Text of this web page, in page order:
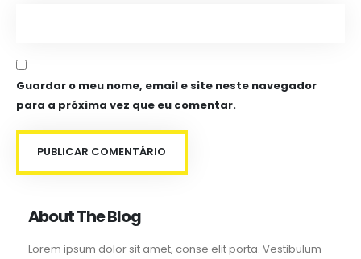
Guardar o meu nome, email e site neste navegador
para a próxima vez que eu comentar.
About The Blog
Lorem ipsum dolor sit amet, conse elit porta. Vestibulum